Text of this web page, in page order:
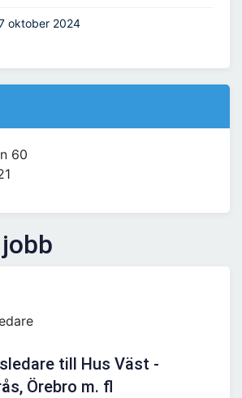
oktober 2024
60
till Hus Väst -
Örebro m. fl